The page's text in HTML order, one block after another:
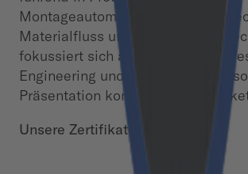
Montageautomatisierung,
Materialfluss und
fokussiert sich auf alle Aspekte
Engineering und der Automation
Präsentation kompletter
Unsere Zertifikate